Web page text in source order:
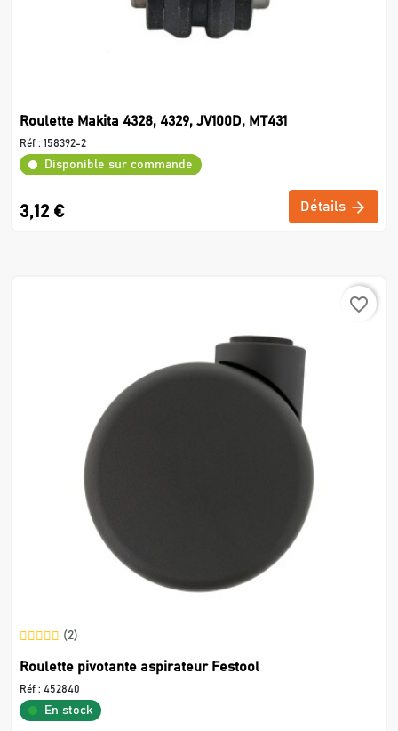
Roulette Makita 4328, 4329, JV100D, MT431
Réf : 158392-2
Disponible sur commande
3,12 € Détails
favorite_border
(2)
Roulette pivotante aspirateur Festool
Réf : 452840
En stock